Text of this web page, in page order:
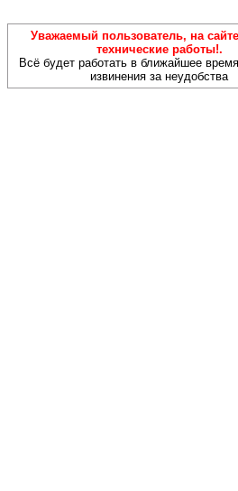
Уважаемый пользователь, на
технические работы!.
Всё будет работать в ближайшее
извинения за неудобства